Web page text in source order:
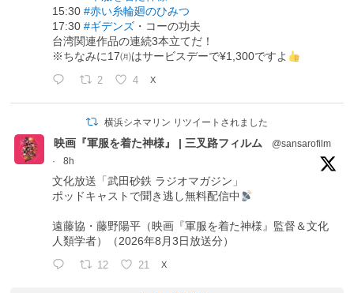
15:30#赤い糸輪廻のひみつ
17:30#ギデンズ ・コーの功夫
台湾関連作品の連続3本立てだ！
※ちなみに17㈪はサービスデーで¥1,300ですよ
2 4 X
横浜シネマリン リツイートされました
映画『軍服を着た神様』 | 三叉路フィルム
@sansarofilm
·
8h
文化放送「武田砂鉄 ラジオマガジン」
ポッドキャストで聞き逃し無料配信中
遠藤協・藤野陽平（映画『軍服を着た神様』監督＆文化
人類学者）（2026年8月3日放送分）
12 21 X